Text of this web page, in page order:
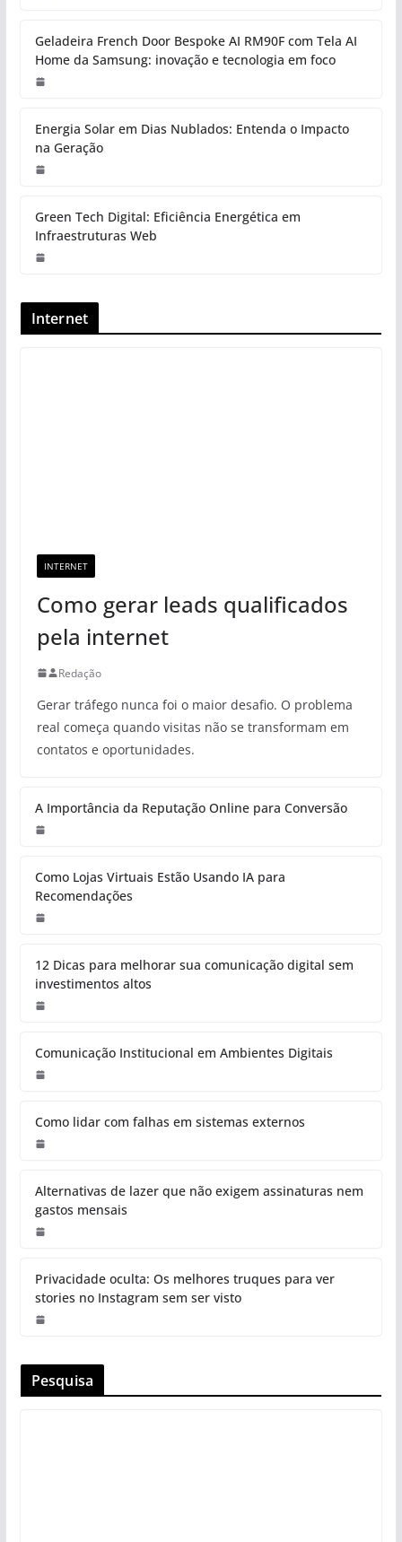
Geladeira French Door Bespoke AI RM90F com Tela AI
Home da Samsung: inovação e tecnologia em foco
Energia Solar em Dias Nublados: Entenda o Impacto
na Geração
Green Tech Digital: Eficiência Energética em
Infraestruturas Web
Internet
INTERNET
Como gerar leads qualificados
pela internet
Redação
Gerar tráfego nunca foi o maior desafio. O problema
real começa quando visitas não se transformam em
contatos e oportunidades.
A Importância da Reputação Online para Conversão
Como Lojas Virtuais Estão Usando IA para
Recomendações
12 Dicas para melhorar sua comunicação digital sem
investimentos altos
Comunicação Institucional em Ambientes Digitais
Como lidar com falhas em sistemas externos
Alternativas de lazer que não exigem assinaturas nem
gastos mensais
Privacidade oculta: Os melhores truques para ver
stories no Instagram sem ser visto
Pesquisa